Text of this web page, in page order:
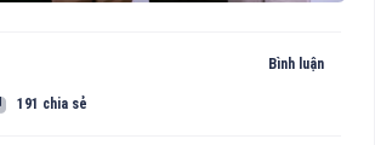
Bình luận
191 chia sẻ